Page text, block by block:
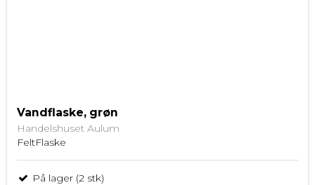
Vandflaske, grøn
Handelshuset Aulum
FeltFlaske
På lager (2 stk)